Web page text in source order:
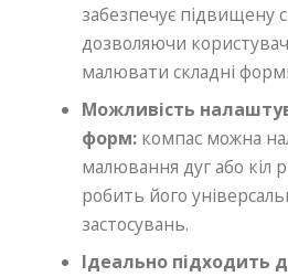
забезпечує підвищену
дозволяючи
малювати складні
Можливість
форм: компас можна
малювання дуг або кіл
робить його
застосувань.
Ідеально підходить